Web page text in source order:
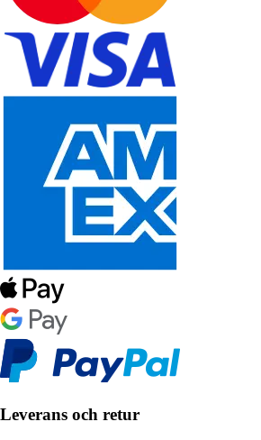
Leverans och retur